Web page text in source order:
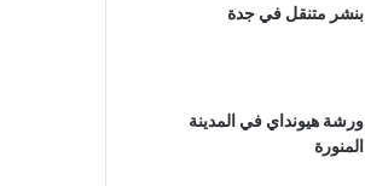
بنشر متنقل في جدة
ورشة هيونداي في المدينة
المنورة